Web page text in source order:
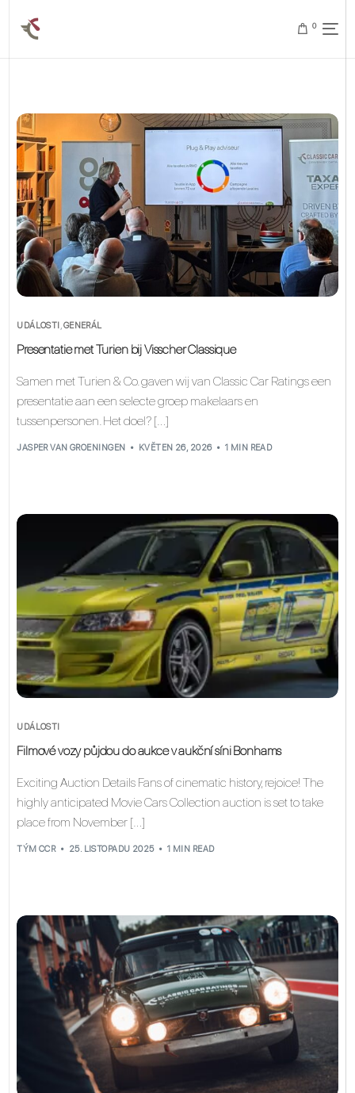
0
UDÁLOSTI,GENERÁL
Presentatie met Turien bij Visscher Classique
Samen met Turien & Co. gaven wij van Classic Car Ratings een
presentatie aan een selecte groep makelaars en
tussenpersonen. Het doel? […]
JASPER VAN GROENINGEN KVĚTEN 26, 2026 1 MIN READ
UDÁLOSTI
Filmové vozy půjdou do aukce v aukční síni Bonhams
Exciting Auction Details Fans of cinematic history, rejoice! The
highly anticipated Movie Cars Collection auction is set to take
place from November […]
TÝM CCR 25. LISTOPADU 2025 1 MIN READ